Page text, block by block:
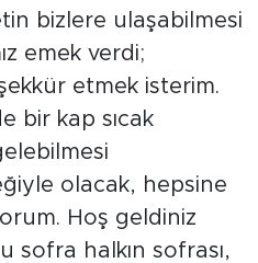
bizlere ulaşabilmesi
emek verdi;
etmek isterim.
bir kap sıcak
olacak, hepsine
Hoş geldiniz
sofra halkın sofrası,